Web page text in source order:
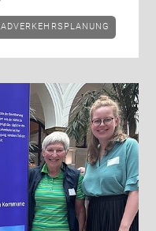
RADVERKEHRSPLANUNG